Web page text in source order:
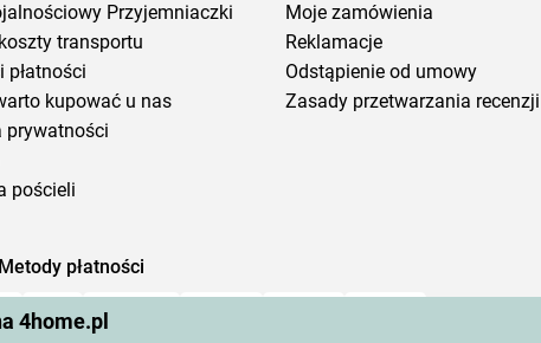
4home.pl
Przyjemniaczki
transportu
płatności
kupować u nas
prywatności
pościeli
Moje zamówienia
Reklamacje
Odstąpienie od umowy
Zasady przetwarzania recenzji
Metody płatności